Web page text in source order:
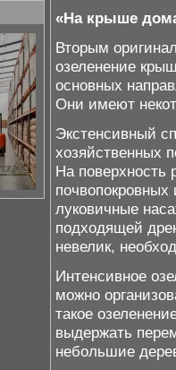
«На крыше
Вторым
озеленение
основных
Они имеют
Экстенсивный
хозяйственных
На поверхность
луковичные
подходящей
невелик,
Интенсивное
можно
такое
выдержать
небольшие